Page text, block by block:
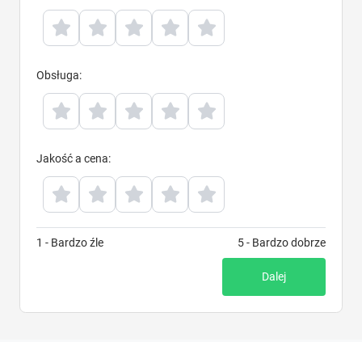
Obsługa:
Jakość a cena:
1 - Bardzo źle 5 - Bardzo dobrze
Dalej